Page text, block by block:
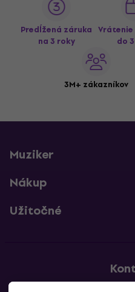
Predĺžená záruka
na 3 roky
do
3M+ zákazníkov
Muziker
Nákup
Užitočné